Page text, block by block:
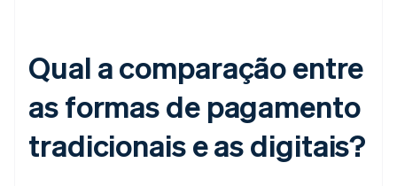
Qual a comparação entre
as formas de pagamento
tradicionais e as digitais?